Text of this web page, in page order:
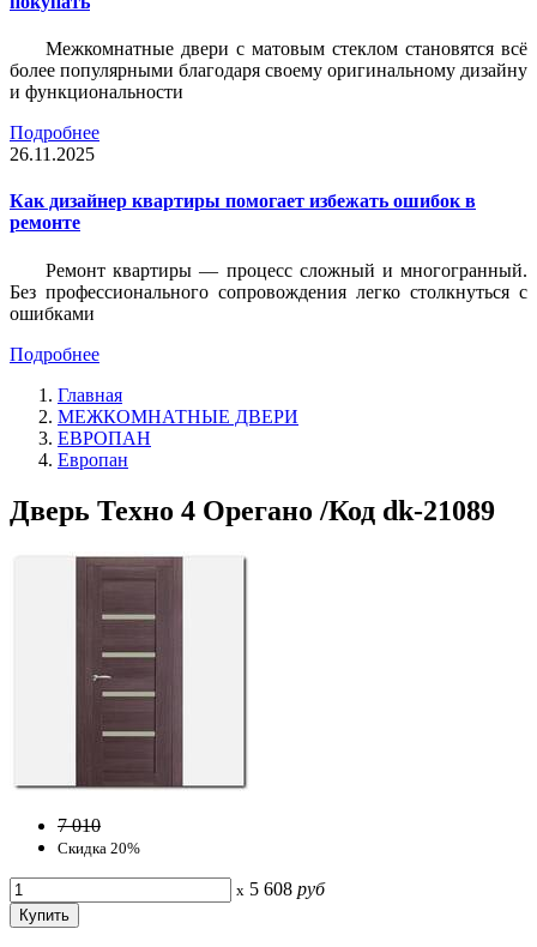
Межкомнатные двери с матовым стеклом становятся всё
более популярными благодаря своему оригинальному дизайну
и функциональности
Подробнее
26.11.2025
Как дизайнер квартиры помогает избежать ошибок в
ремонте
Ремонт квартиры — процесс сложный и многогранный.
Без профессионального сопровождения легко столкнуться с
ошибками
Подробнее
Главная
МЕЖКОМНАТНЫЕ ДВЕРИ
ЕВРОПАН
Европан
Дверь Техно 4 Орегано /Код dk-21089
7 010
Скидка 20%
x 5 608 руб